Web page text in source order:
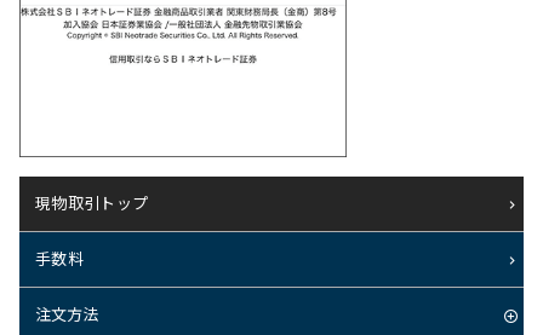
現物取引トップ
手数料
注文方法